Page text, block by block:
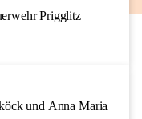
Prigglitz
AUG
und Anna Maria